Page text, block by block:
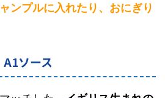
ンプルに入れたり、おにぎり
A1ソース